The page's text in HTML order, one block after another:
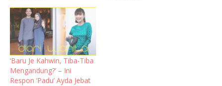
‘Baru Je Kahwin, Tiba-Tiba
Mengandung?’ – Ini
Respon ‘Padu’ Ayda Jebat